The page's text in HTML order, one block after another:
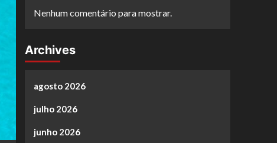
Nenhum comentário para mostrar.
Archives
agosto 2026
julho 2026
junho 2026